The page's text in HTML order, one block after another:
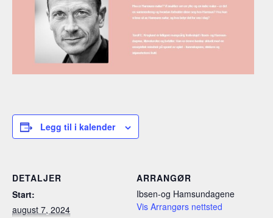
Legg til i kalender
DETALJER
Start:
august 7, 2024
ARRANGØR
Ibsen-og Hamsundagene
Vis Arrangørs nettsted